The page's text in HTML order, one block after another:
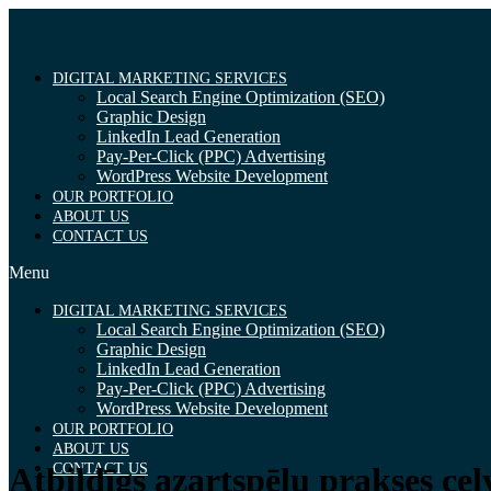
DIGITAL MARKETING SERVICES
Local Search Engine Optimization (SEO)
Graphic Design
LinkedIn Lead Generation
Pay-Per-Click (PPC) Advertising
WordPress Website Development
OUR PORTFOLIO
ABOUT US
CONTACT US
Menu
DIGITAL MARKETING SERVICES
Local Search Engine Optimization (SEO)
Graphic Design
LinkedIn Lead Generation
Pay-Per-Click (PPC) Advertising
WordPress Website Development
OUR PORTFOLIO
ABOUT US
CONTACT US
Atbildīgs azartspēļu prakses